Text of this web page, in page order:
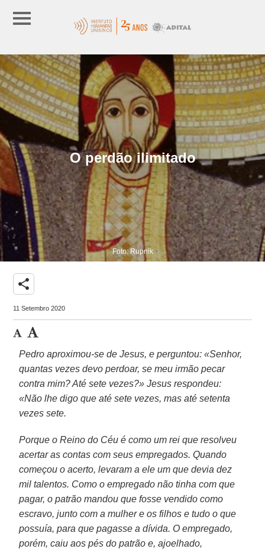
O perdão ilimitado
Foto: Rupnik
share
11 Setembro 2020
Pedro aproximou-se de Jesus, e perguntou: «Senhor,
quantas vezes devo perdoar, se meu irmão pecar
contra mim? Até sete vezes?» Jesus respondeu:
«Não lhe digo que até sete vezes, mas até setenta
vezes sete.
Porque o Reino do Céu é como um rei que resolveu
acertar as contas com seus empregados. Quando
começou o acerto, levaram a ele um que devia dez
mil talentos. Como o empregado não tinha com que
pagar, o patrão mandou que fosse vendido como
escravo, junto com a mulher e os filhos e tudo o que
possuía, para que pagasse a dívida. O empregado,
porém, caiu aos pés do patrão e, ajoelhado,